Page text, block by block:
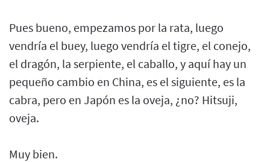
Pues bueno, empezamos por la rata, luego
vendría el buey, luego vendría el tigre, el conejo,
el dragón, la serpiente, el caballo, y aquí hay un
pequeño cambio en China, es el siguiente, es la
cabra, pero en Japón es la oveja, ¿no? Hitsuji,
oveja.
Muy bien.